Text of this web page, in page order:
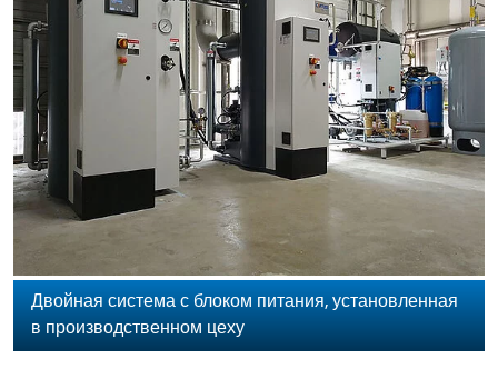
Двойная система с блоком питания, установленная
в производственном цеху